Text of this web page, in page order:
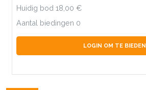
Huidig bod 18,00
Aantal biedingen 0
LOGIN OM TE BIEDEN